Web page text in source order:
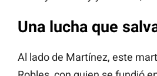
Una lucha que
Al lado de Martínez, este